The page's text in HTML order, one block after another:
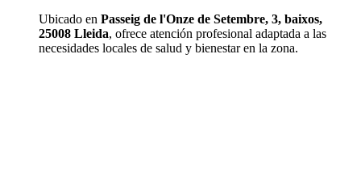
Ubicado en Passeig de l'Onze de Setembre, 3, baixos,
25008 Lleida, ofrece atención profesional adaptada a las
necesidades locales de salud y bienestar en la zona.